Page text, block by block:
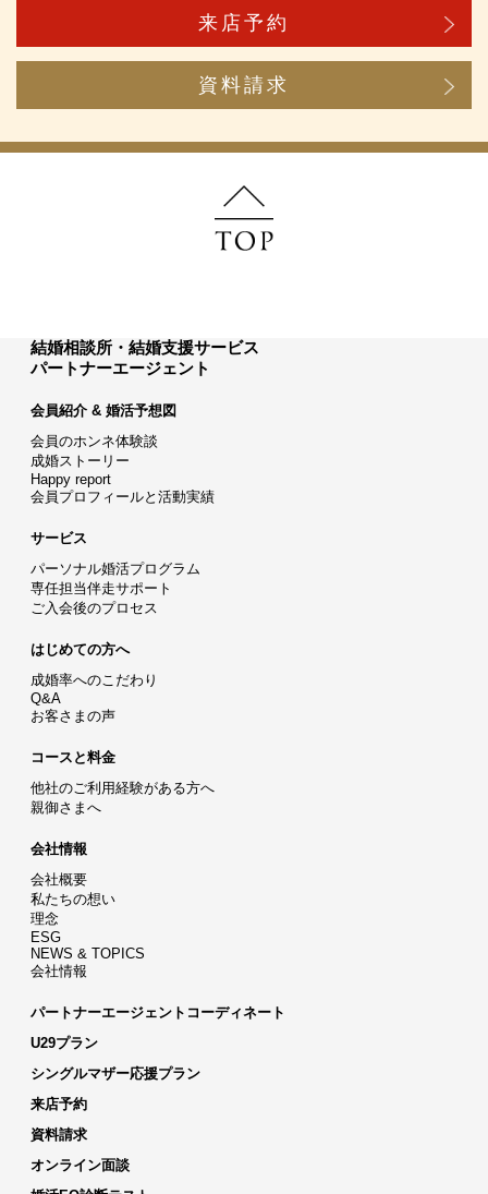
来店予約
資料請求
結婚相談所・結婚支援サービス
パートナーエージェント
会員紹介 & 婚活予想図
会員のホンネ体験談
成婚ストーリー
Happy report
会員プロフィールと活動実績
サービス
パーソナル婚活プログラム
専任担当伴走サポート
ご入会後のプロセス
はじめての方へ
成婚率へのこだわり
Q&A
お客さまの声
コースと料金
他社のご利用経験がある方へ
親御さまへ
会社情報
会社概要
私たちの想い
理念
ESG
NEWS & TOPICS
会社情報
パートナーエージェントコーディネート
U29プラン
シングルマザー応援プラン
来店予約
資料請求
オンライン面談